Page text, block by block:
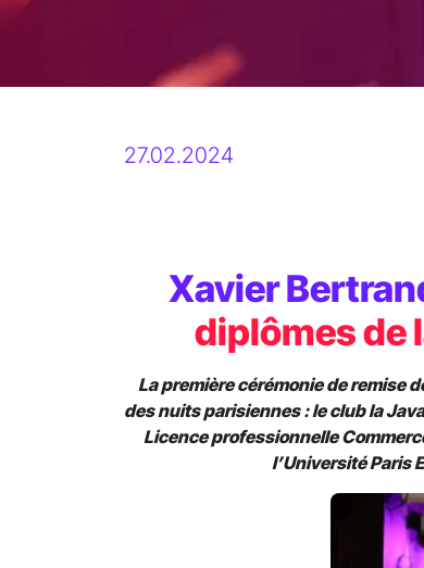
Parrain de la
2023 de PST&B
27.02.2024
Xavier
diplômes de
La première cérémonie de remise
des nuits parisiennes : le club la
Licence professionnelle
l’Université Paris